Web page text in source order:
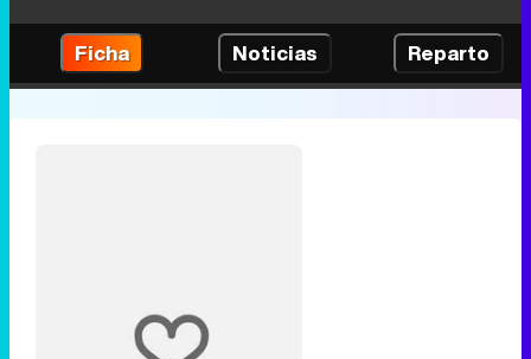
Ficha Noticias Reparto